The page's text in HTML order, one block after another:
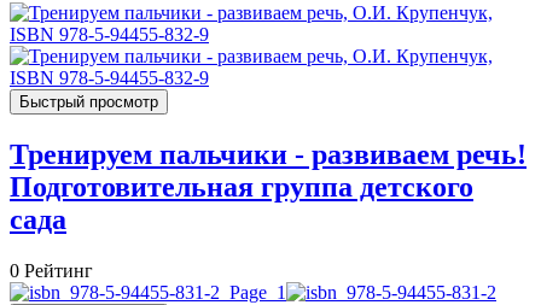
Быстрый просмотр
Тренируем пальчики - развиваем речь!
Подготовительная группа детского
сада
0 Рейтинг